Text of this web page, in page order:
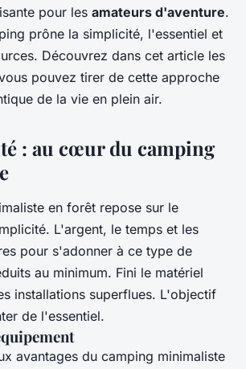
pour les amateurs d'aventure.
prône la simplicité, l'essentiel et
Découvrez dans cet article les
pouvez tirer de cette approche
de la vie en plein air.
: au cœur du camping
en forêt repose sur le
L'argent, le temps et les
pour s'adonner à ce type de
au minimum. Fini le matériel
installations superflues. L'objectif
de l'essentiel.
avantages du camping minimaliste